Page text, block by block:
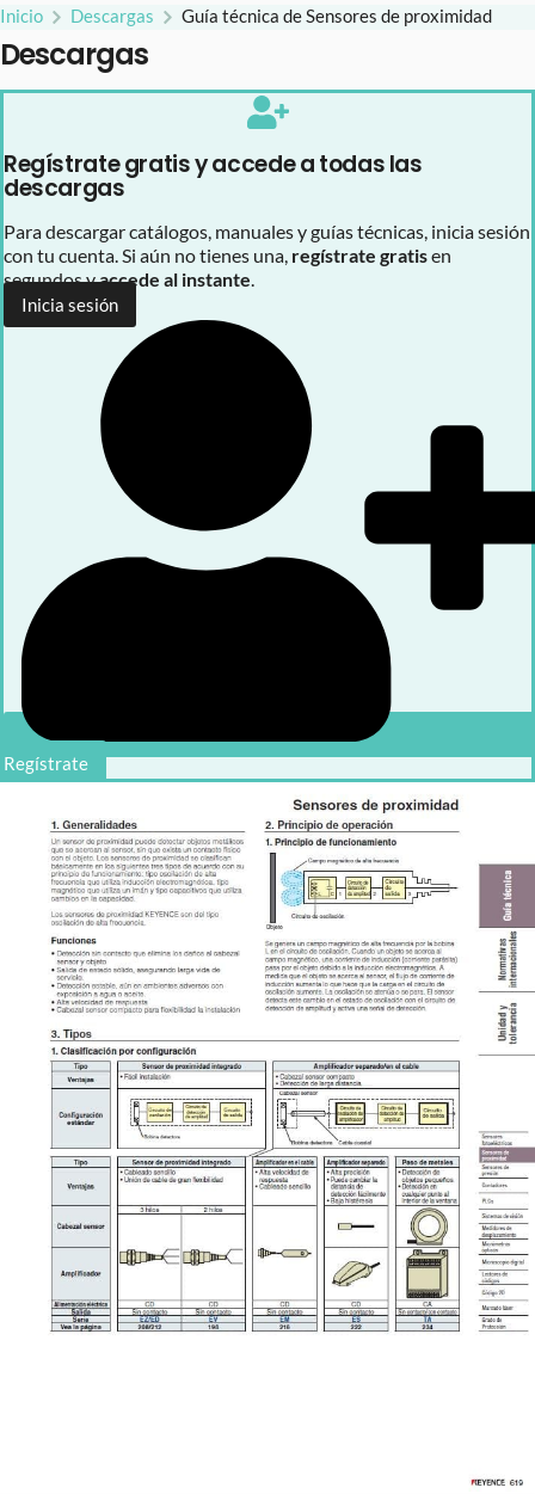
Inicio Descargas Guía técnica de Sensores de proximidad
Descargas
Regístrate gratis y accede a todas las
descargas
Para descargar catálogos, manuales y guías técnicas, inicia sesión
con tu cuenta. Si aún no tienes una, regístrate gratisen
segundos yaccede al instante.
Inicia sesión
Regístrate